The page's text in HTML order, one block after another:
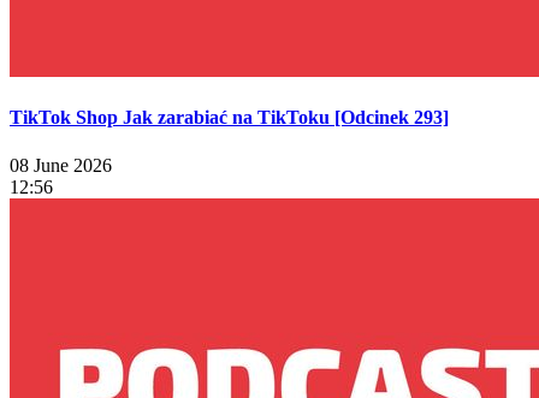
TikTok Shop Jak zarabiać na TikToku [Odcinek 293]
08 June 2026
12:56